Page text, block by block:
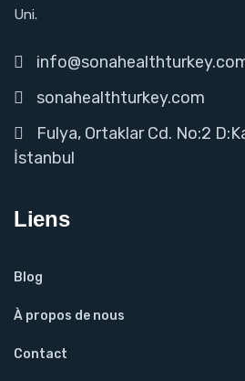
Uni.
sonahealthturkey.com
Fulya, Ortaklar Cd. No:2
İstanbul
Liens
Blog
À propos de nous
Contact